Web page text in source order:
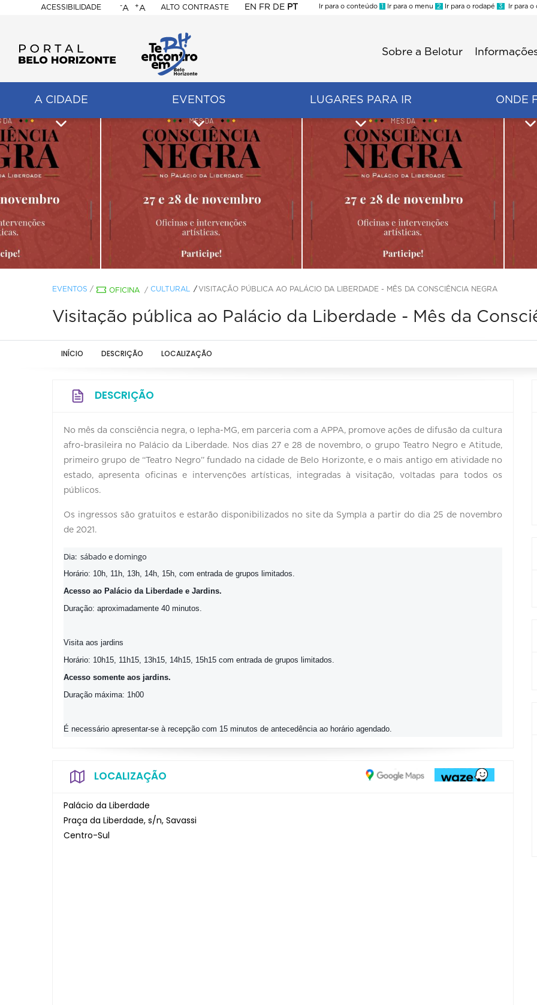
ACESSIBILIDADE
BELO
HORIZONTE
-A +A ALTO CONTRASTE EN FR DE PT
Ir para o conteúdo 1 Ir para o menu 2 Ir para o rodapé 3 Ir para o
Sobre a Belotur
A CIDADE EVENTOS LUGARES PARA IR ONDE
EVENTOS / OFICINA / CULTURAL VISITAÇÃO PÚBLICA AO PALÁCIO DA LIBERDADE - MÊS DA CONSCIÊNCIA NEGRA
Visitação pública ao Palácio da Liberdade - Mês da
INÍCIO DESCRIÇÃO LOCALIZAÇÃO
DESCRIÇÃO
No mês da consciência negra, o Iepha-MG, em parceria com a APPA, promove ações de difusão da cultura
afro-brasileira no Palácio da Liberdade. Nos dias 27 e 28 de novembro, o grupo Teatro Negro e Atitude,
primeiro grupo de ‘‘Teatro Negro’’ fundado na cidade de Belo Horizonte, e o mais antigo em atividade no
estado, apresenta oficinas e intervenções artísticas, integradas à visitação, voltadas para todos os
públicos.
Os ingressos são gratuitos e estarão disponibilizados no site da Sympla a partir do dia 25 de novembro
de 2021.
Dia: sábado e domingo
Horário: 10h, 11h, 13h, 14h, 15h, com entrada de grupos limitados.
Acesso ao Palácio da Liberdade e Jardins.
Duração: aproximadamente 40 minutos.
Visita aos jardins
Horário: 10h15, 11h15, 13h15, 14h15, 15h15 com entrada de grupos limitados.
Acesso somente aos jardins.
Duração máxima: 1h00
É necessário apresentar-se à recepção com 15 minutos de antecedência ao horário agendado.
LOCALIZAÇÃO
Palácio da Liberdade
Praça da Liberdade, s/n, Savassi
Centro-Sul